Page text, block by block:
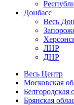
Донбасс
Весь
ЛНР
ДНР
Весь Центр
Московская
Белгородская
Брянская